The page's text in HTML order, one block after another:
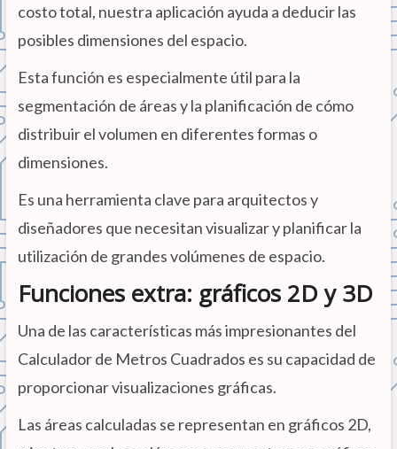
costo total, nuestra aplicación ayuda a deducir las
posibles dimensiones del espacio.
Esta función es especialmente útil para la
segmentación de áreas y la planificación de cómo
distribuir el volumen en diferentes formas o
dimensiones.
Es una herramienta clave para arquitectos y
diseñadores que necesitan visualizar y planificar la
utilización de grandes volúmenes de espacio.
Funciones extra: gráficos 2D y 3D
Una de las características más impresionantes del
Calculador de Metros Cuadrados es su capacidad de
proporcionar visualizaciones gráficas.
Las áreas calculadas se representan en gráficos 2D,